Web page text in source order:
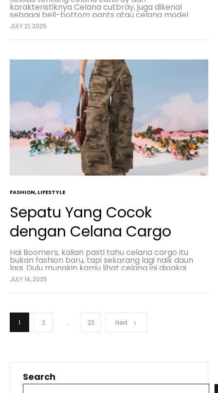
karakteristiknya Celana cutbray, juga dikenal
sebagai bell-bottom pants atau celana model
lonceng, adalah jenis celana yang khas dengan
bagian bawahnya yang melebar, membentuk siluet
seperti…
JULY 21, 2025
FASHION,LIFESTYLE
Sepatu Yang Cocok
dengan Celana Cargo
Hai Boomers, kalian pasti tahu celana cargo itu
bukan fashion baru, tapi sekarang lagi naik daun
lagi. Dulu mungkin kamu lihat celana ini dipakai
tukang bangunan atau anak outdoor, tapi…
JULY 14, 2025
Posts
1 2 … 23 Next
Search